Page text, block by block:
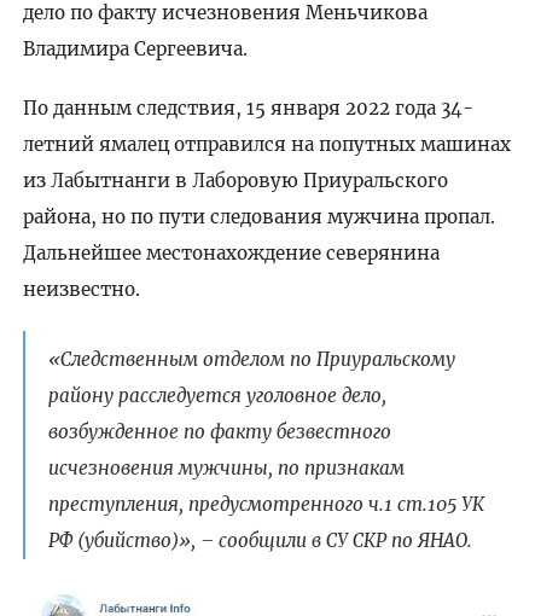
дело по факту исчезновения Меньчикова
Владимира Сергеевича.
По данным следствия, 15 января 2022 года 34-
летний ямалец отправился на попутных машинах
из Лабытнанги в Лаборовую Приуральского
района, но по пути следования мужчина пропал.
Дальнейшее местонахождение северянина
неизвестно.
«Следственным отделом по Приуральскому
району расследуется уголовное дело,
возбужденное по факту безвестного
исчезновения мужчины, по признакам
преступления, предусмотренного ч.1 ст.105 УК
РФ (убийство)», – сообщили в СУ СКР по ЯНАО.